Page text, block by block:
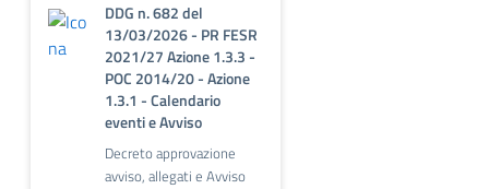
DDG n. 682 del
13/03/2026 - PR FESR
2021/27 Azione 1.3.3 -
POC 2014/20 - Azione
1.3.1 - Calendario
eventi e Avviso
Decreto approvazione
avviso, allegati e Avviso